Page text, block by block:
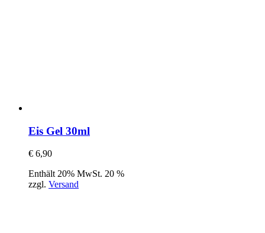
Eis Gel 30ml
€ 6,90
Enthält 20% MwSt. 20 %
zzgl. Versand